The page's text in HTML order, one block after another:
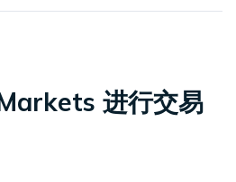
进行交易